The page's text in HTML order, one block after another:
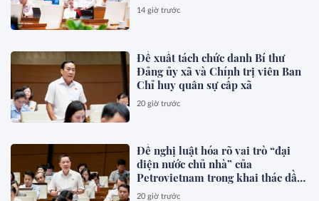
14 giờ trước
Đề xuất tách chức danh Bí thư
Đảng ủy xã và Chính trị viên Ban
Chỉ huy quân sự cấp xã
20 giờ trước
Đề nghị luật hóa rõ vai trò “đại
diện nước chủ nhà” của
Petrovietnam trong khai thác dầu
khí
20 giờ trước